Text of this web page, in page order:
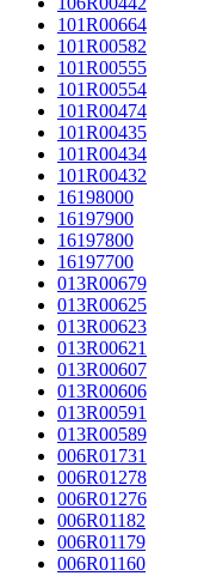
101R00664
101R00582
101R00555
101R00554
101R00474
101R00435
101R00434
101R00432
16198000
16197900
16197800
16197700
013R00679
013R00625
013R00623
013R00621
013R00607
013R00606
013R00591
013R00589
006R01731
006R01278
006R01276
006R01182
006R01179
006R01160